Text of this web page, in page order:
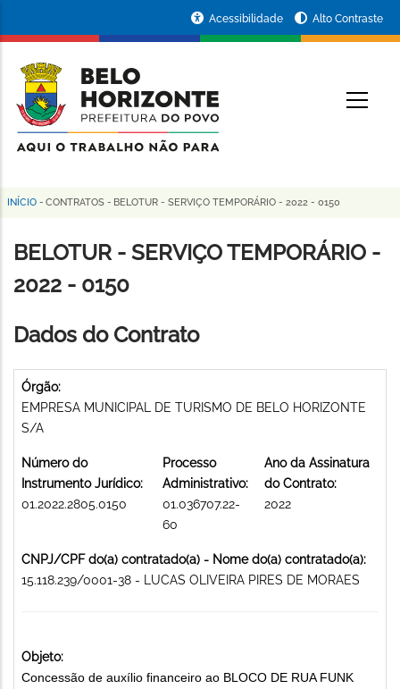
conteúdo
principal
da
Prefeitura
de
Horizonte
Acessibilidade Alto Contraste
Trilha
de
navegação
INÍCIO - CONTRATOS - BELOTUR - SERVIÇO TEMPORÁRIO - 2022 - 0150
BELOTUR - SERVIÇO TEMPORÁRIO -
2022 - 0150
Dados do Contrato
Órgão:
EMPRESA MUNICIPAL DE TURISMO DE BELO HORIZONTE
S/A
Número do
Instrumento Jurídico:
01.2022.2805.0150
Processo
Administrativo:
01.036707.22-
60
Ano da Assinatura
do Contrato:
2022
CNPJ/CPF do(a) contratado(a) - Nome do(a) contratado(a):
15.118.239/0001-38 - LUCAS OLIVEIRA PIRES DE MORAES
Objeto:
Concessão de auxílio financeiro ao BLOCO DE RUA FUNK